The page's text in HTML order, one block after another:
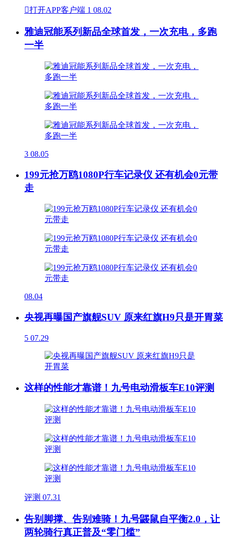
打开APP客户端 1 08.02
雅迪冠能系列新品全球首发，一次充电，多跑
一半
3 08.05
199元抢万鸥1080P行车记录仪 还有机会0元带
走
08.04
央视再曝国产旗舰SUV 原来红旗H9只是开胃菜
5 07.29
这样的性能才靠谱！九号电动滑板车E10评测
评测 07.31
告别脚撑、告别难骑！九号鼹鼠自平衡2.0，让
两轮骑行真正普及“零门槛”